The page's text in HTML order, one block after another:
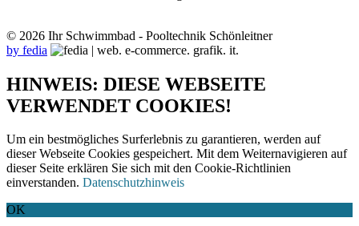
© 2026 Ihr Schwimmbad - Pooltechnik Schönleitner
by fedia
HINWEIS: DIESE WEBSEITE
VERWENDET COOKIES!
Um ein bestmögliches Surferlebnis zu garantieren, werden auf
dieser Webseite Cookies gespeichert. Mit dem Weiternavigieren auf
dieser Seite erklären Sie sich mit den Cookie-Richtlinien
einverstanden. Datenschutzhinweis
OK